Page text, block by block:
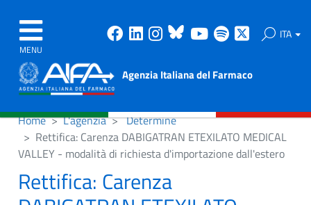
MENU
Facebook
Linkedin
Instagram
Bluesky
Youtube
Spotify ITA
Agenzia Italiana del Farmaco
Home L'agenzia
Determine
Rettifica: Carenza DABIGATRAN ETEXILATO MEDICAL
VALLEY - modalità di richiesta d'importazione dall'estero
Rettifica: Carenza